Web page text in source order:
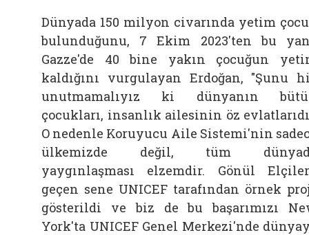
Dünyada 150 milyon civarında yetim
bulunduğunu, 7 Ekim 2023'ten bu
Gazze'de 40 bine yakın çocuğun
kaldığını vurgulayan Erdoğan, "Şunu
unutmamalıyız ki dünyanın
çocukları, insanlık ailesinin öz
O nedenle Koruyucu Aile Sistemi'nin
ülkemizde değil, tüm
yaygınlaşması elzemdir. Gönül
geçen sene UNICEF tarafından örnek
gösterildi ve biz de bu başarımızı
York'ta UNICEF Genel Merkezi'nde